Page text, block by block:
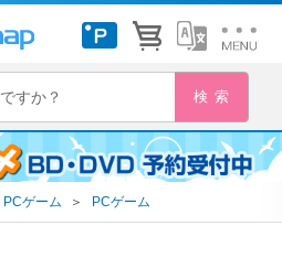
PCゲーム ＞ PCゲーム